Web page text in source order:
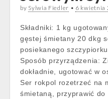
by Sylwia Fiedler • 6 kwietnia
Składniki: 1 kg
gęstej śmietany 20 dkg
posiekanego
Sposób przyrządzenia:
dokładnie, ugotować w
Ser rokpol rozetrzeć na
śmietaną, przyprawić do